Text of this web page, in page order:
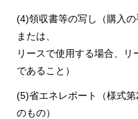
(4)領収書等の写し（購入の
または、
リースで使用する場合、
であること）
(5)省エネレポート（様式
のもの）